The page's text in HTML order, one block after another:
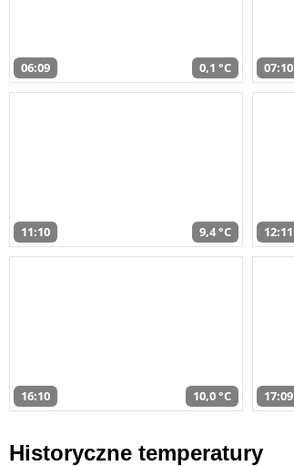
06:09 0,1 °C 07:10
11:10 9,4 °C 12:11
16:10 10,0 °C 17:09
Historyczne temperatury